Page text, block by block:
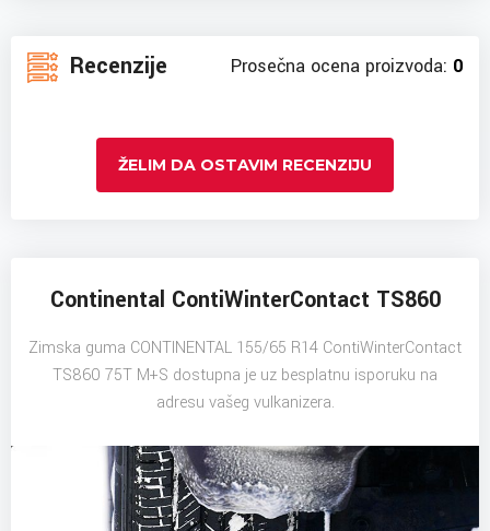
Recenzije Prosečna ocena proizvoda: 0
ŽELIM DA OSTAVIM RECENZIJU
Continental ContiWinterContact TS860
Zimska guma CONTINENTAL 155/65 R14 ContiWinterContact
TS860 75T M+S dostupna je uz besplatnu isporuku na
adresu vašeg vulkanizera.